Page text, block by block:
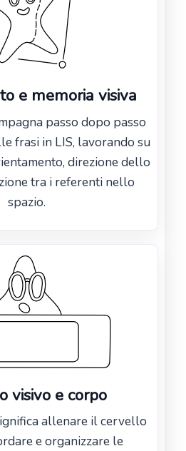
e memoria visiva
passo dopo passo
frasi in LIS, lavorando su
direzione dello
tra i referenti nello
spazio.
visivo e corpo
allenare il cervello
e organizzare le